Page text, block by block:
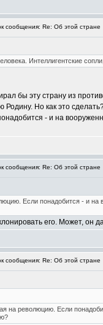
сообщения: Re: Об этой стране
Интеллигентские
бы эту страну из
Родину. Но как это
- и на
сообщения: Re: Об этой стране
Если понадобится - и на
его. Может, он
сообщения: Re: Об этой стране
на революцию. Если